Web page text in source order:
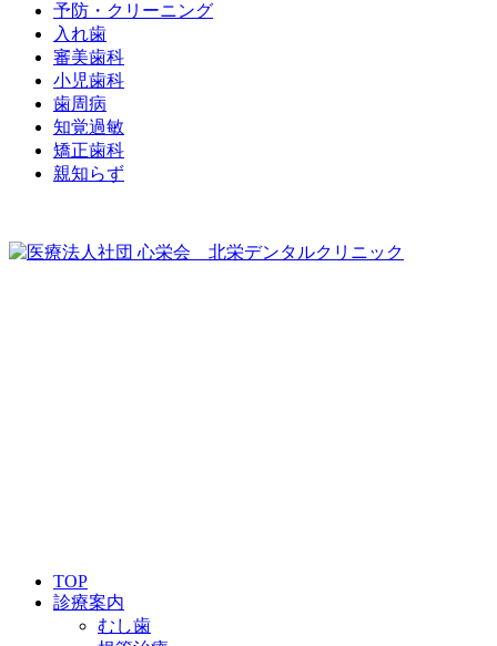
予防・クリーニング
入れ歯
審美歯科
小児歯科
歯周病
知覚過敏
矯正歯科
親知らず
TOP
診療案内
むし歯